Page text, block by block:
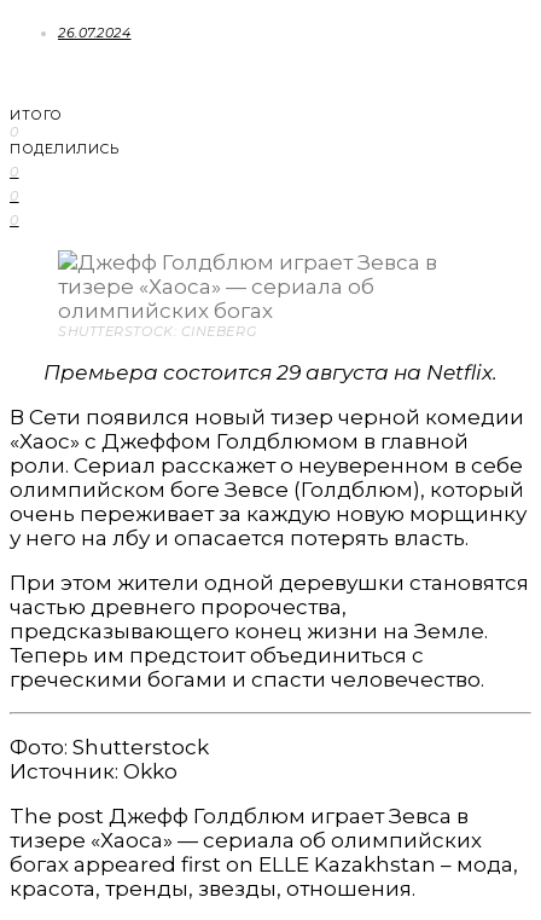
26.07.2024
ИТОГО
0
ПОДЕЛИЛИСЬ
0
0
0
SHUTTERSTOCK: CINEBERG
Премьера состоится 29 августа на Netflix.
В Сети появился новый тизер черной комедии
«Хаос» с Джеффом Голдблюмом в главной
роли. Сериал расскажет о неуверенном в себе
олимпийском боге Зевсе (Голдблюм), который
очень переживает за каждую новую морщинку
у него на лбу и опасается потерять власть.
При этом жители одной деревушки становятся
частью древнего пророчества,
предсказывающего конец жизни на Земле.
Теперь им предстоит объединиться с
греческими богами и спасти человечество.
Фото: Shutterstock
Источник: Okko
The post Джефф Голдблюм играет Зевса в
тизере «Хаоса» — сериала об олимпийских
богах appeared first on ELLE Kazakhstan – мода,
красота, тренды, звезды, отношения.